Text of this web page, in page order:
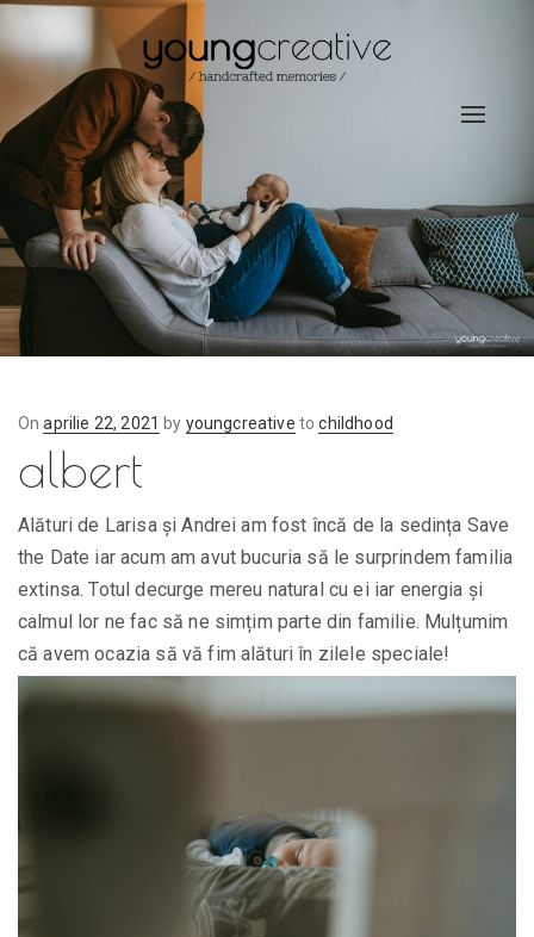
Toggle
OnPosted
on
aprilie 22, 2021 by youngcreative tochildhood
albert
Alături de Larisa și Andrei am fost încă de la sedința Save
the Date iar acum am avut bucuria să le surprindem familia
extinsa. Totul decurge mereu natural cu ei iar energia și
calmul lor ne fac să ne simțim parte din familie. Mulțumim
că avem ocazia să vă fim alături în zilele speciale!